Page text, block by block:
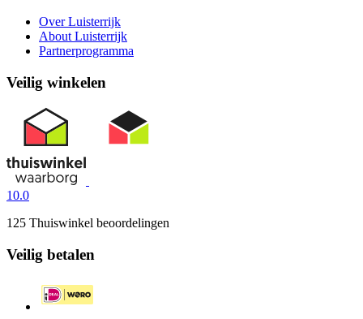
Over Luisterrijk
About Luisterrijk
Partnerprogramma
Veilig winkelen
10.0
125 Thuiswinkel beoordelingen
Veilig betalen